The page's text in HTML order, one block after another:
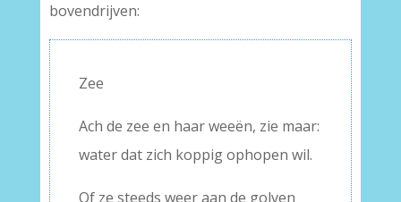
bovendrijven:
Zee
Ach de zee en haar weeën, zie maar:
water dat zich koppig ophopen wil.
Of ze steeds weer aan de golven